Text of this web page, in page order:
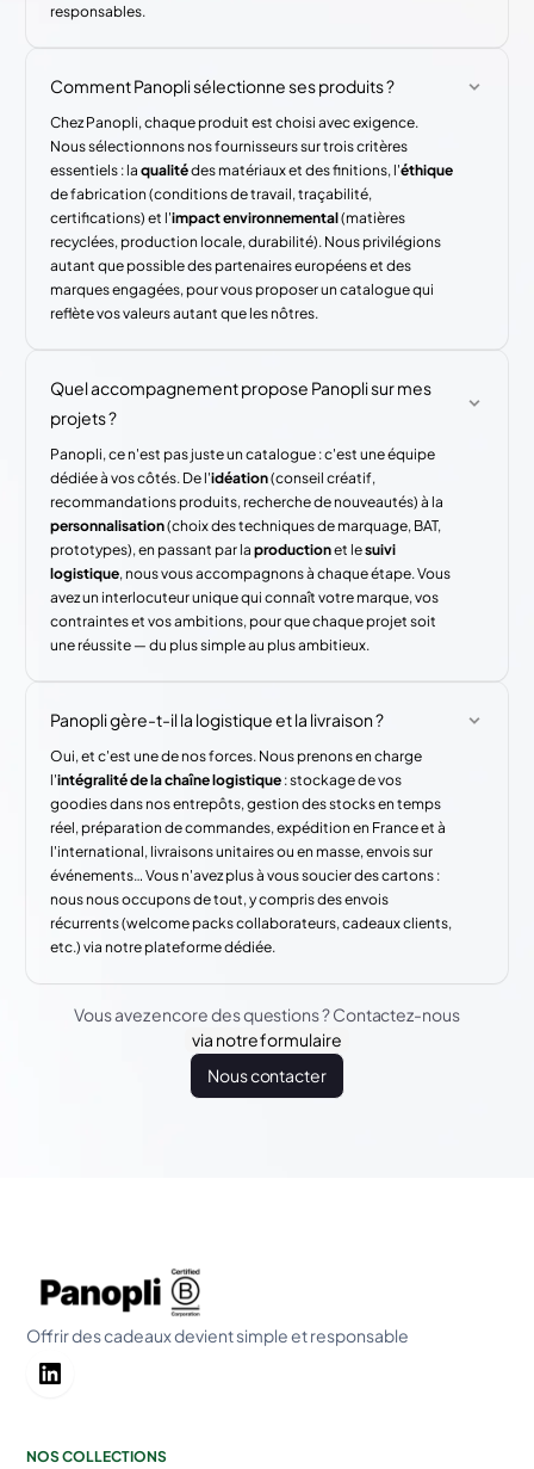
responsables.
Comment Panopli sélectionne ses produits ?
Chez Panopli, chaque produit est choisi avec exigence.
Nous sélectionnons nos fournisseurs sur trois critères
essentiels : laqualitédes matériaux et des finitions, l'éthique
de fabrication (conditions de travail, traçabilité,
certifications) et l'impact environnemental(matières
recyclées, production locale, durabilité). Nous privilégions
autant que possible des partenaires européens et des
marques engagées, pour vous proposer un catalogue qui
reflète vos valeurs autant que les nôtres.
Quel accompagnement propose Panopli sur mes
projets ?
Panopli, ce n'est pas juste un catalogue : c'est une équipe
dédiée à vos côtés. De l'idéation(conseil créatif,
recommandations produits, recherche de nouveautés) à la
personnalisation(choix des techniques de marquage, BAT,
prototypes), en passant par laproductionet lesuivi
logistique, nous vous accompagnons à chaque étape. Vous
avez un interlocuteur unique qui connaît votre marque, vos
contraintes et vos ambitions, pour que chaque projet soit
une réussite — du plus simple au plus ambitieux.
Panopli gère-t-il la logistique et la livraison ?
Oui, et c'est une de nos forces. Nous prenons en charge
l'intégralité de la chaîne logistique : stockage de vos
goodies dans nos entrepôts, gestion des stocks en temps
réel, préparation de commandes, expédition en France et à
l'international, livraisons unitaires ou en masse, envois sur
événements… Vous n'avez plus à vous soucier des cartons :
nous nous occupons de tout, y compris des envois
récurrents (welcome packs collaborateurs, cadeaux clients,
etc.) via notre plateforme dédiée.
Vous avez encore des questions ? Contactez-nous
via notre formulaire
Nous contacter
Offrir des cadeaux devient simple et responsable
NOS COLLECTIONS